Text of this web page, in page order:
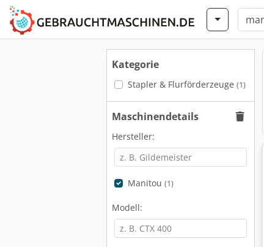
Kategorie
Stapler & Flurförderzeuge (1)
Maschinendetails
Hersteller:
Manitou (1)
Modell: